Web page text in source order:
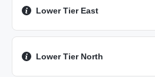
Lower Tier East
Lower Tier North